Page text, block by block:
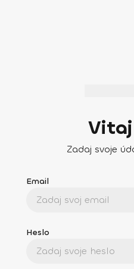
Zadaj svoje
Email
Heslo